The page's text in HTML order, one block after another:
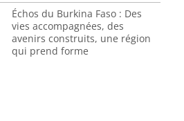
Échos du Burkina Faso : Des
vies accompagnées, des
avenirs construits, une région
qui prend forme